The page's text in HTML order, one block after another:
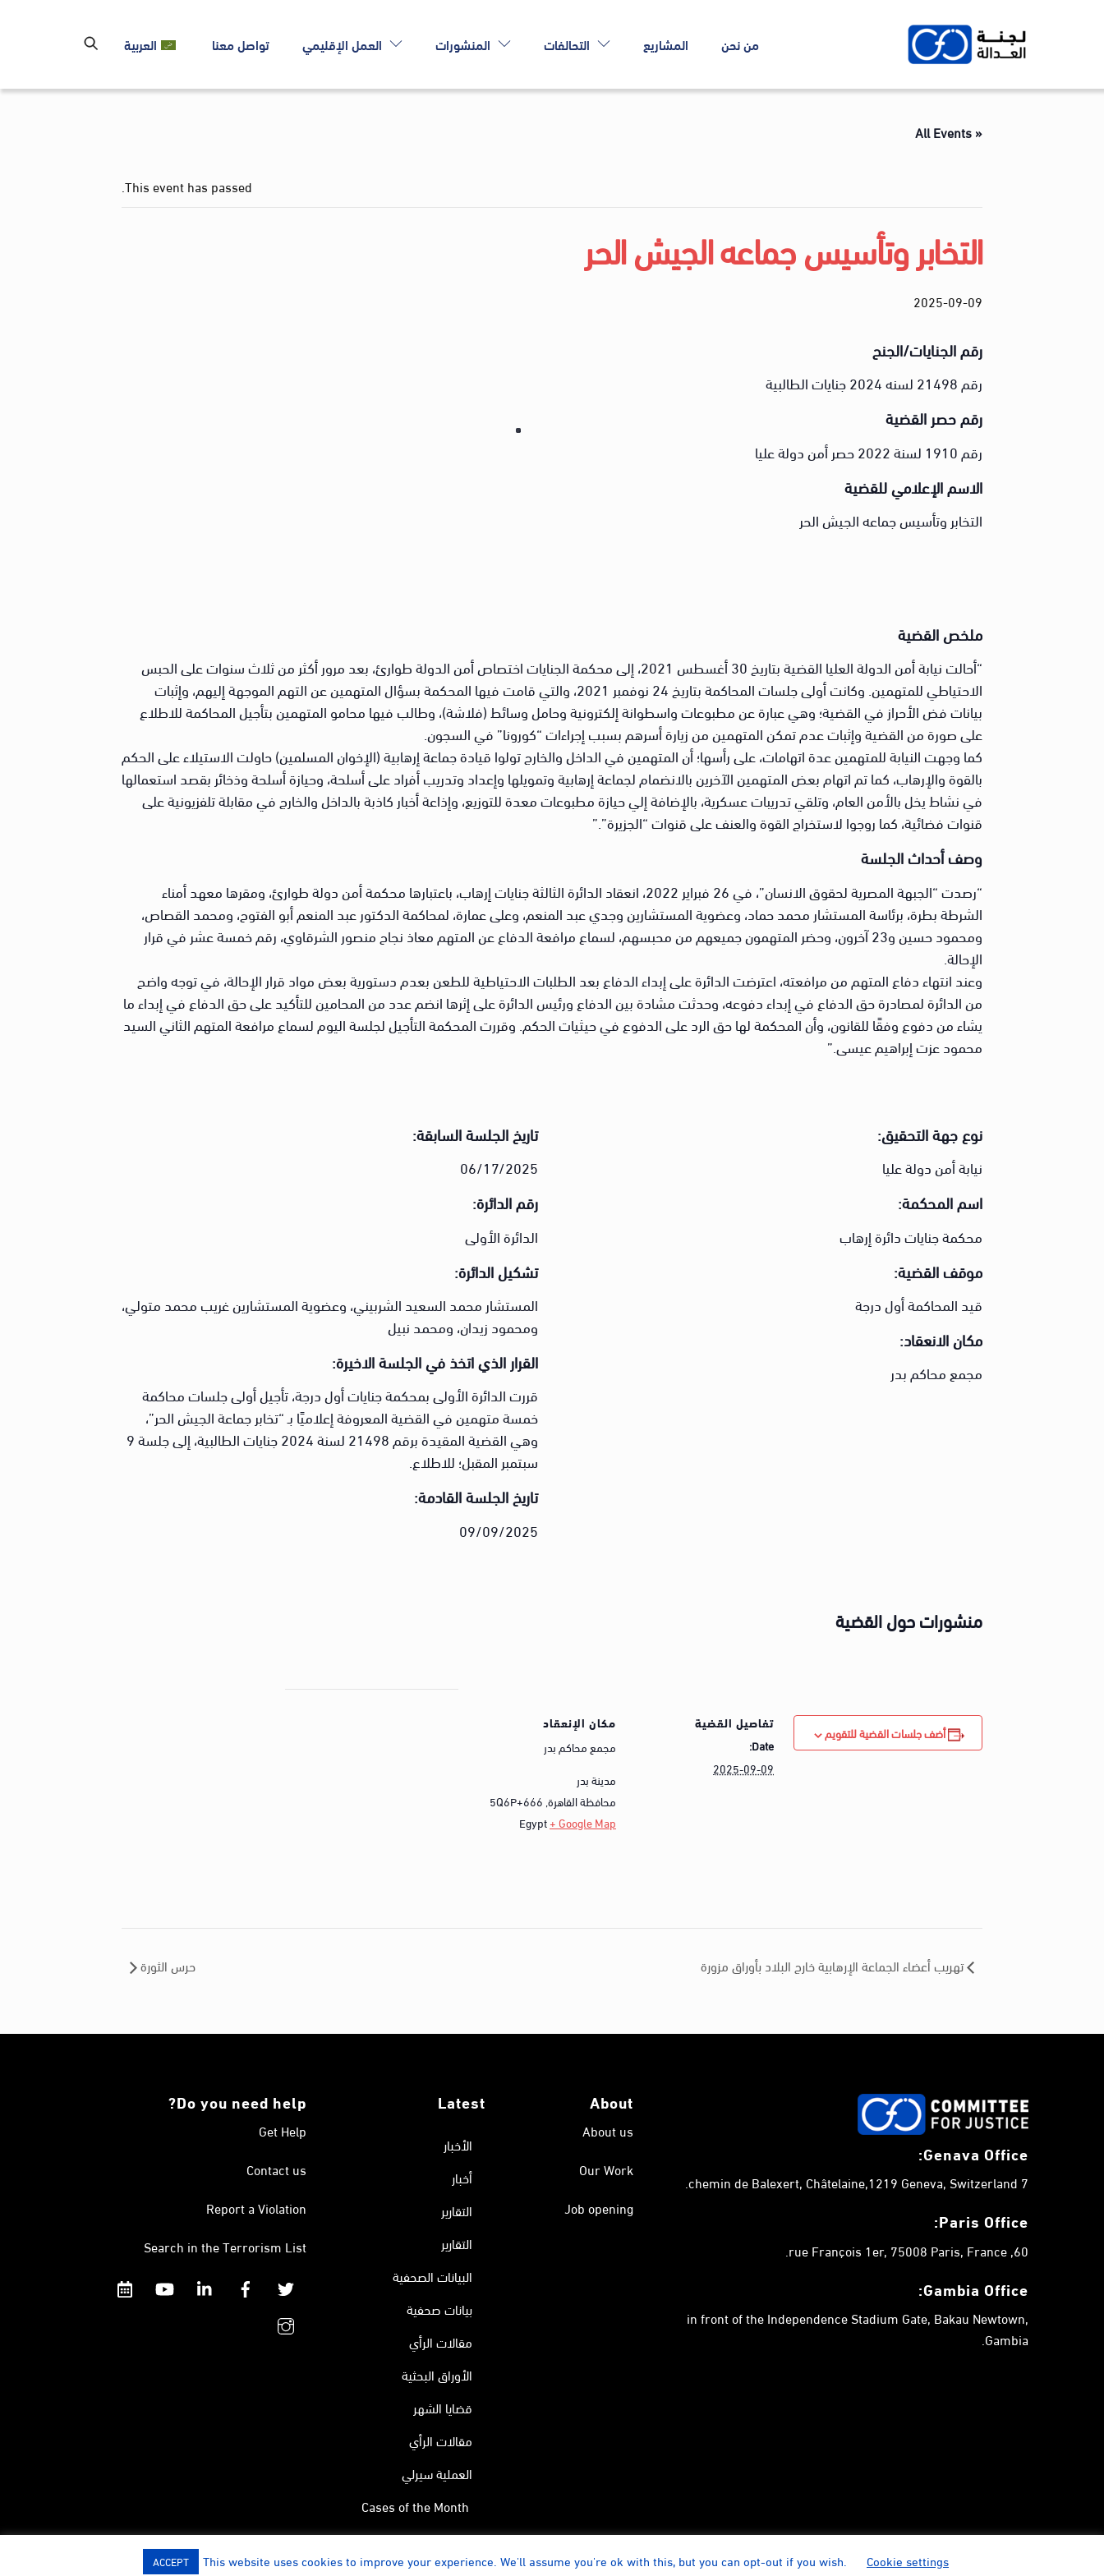
من نحن المشاريع التحالفات المنشورات العمل الإقليمي تواصل معنا العربية
« All Events
This event has passed.
التخابر وتأسيس جماعه الجيش الحر
2025-09-09
رقم الجنايات/الجنح
رقم 21498 لسنه 2024 جنايات الطالبية
رقم حصر القضية
رقم 1910 لسنة 2022 حصر أمن دولة عليا
الاسم الإعلامي للقضية
التخابر وتأسيس جماعه الجيش الحر
ملخص القضية
“أحالت نيابة أمن الدولة العليا القضية بتاريخ 30 أغسطس 2021، إلى محكمة الجنايات اختصاص أمن الدولة طوارئ، بعد مرور أكثر من ثلاث سنوات على الحبس
الاحتياطي للمتهمين. وكانت أولى جلسات المحاكمة بتاريخ 24 نوفمبر 2021، والتي قامت فيها المحكمة بسؤال المتهمين عن التهم الموجهة إليهم، وإثبات
بيانات فض الأحراز في القضية؛ وهي عبارة عن مطبوعات واسطوانة إلكترونية وحامل وسائط (فلاشة)، وطالب فيها محامو المتهمين بتأجيل المحاكمة للاطلاع
على صورة من القضية وإثبات عدم تمكن المتهمين من زيارة أسرهم بسبب إجراءات “كورونا” في السجون.
كما وجهت النيابة للمتهمين عدة اتهامات، على رأسها؛ أن المتهمين في الداخل والخارج تولوا قيادة جماعة إرهابية (الإخوان المسلمين) حاولت الاستيلاء على الحكم
بالقوة والإرهاب، كما تم اتهام بعض المتهمين الآخرين بالانضمام لجماعة إرهابية وتمويلها وإعداد وتدريب أفراد على أسلحة، وحيازة أسلحة وذخائر بقصد استعمالها
في نشاط يخل بالأمن العام، وتلقي تدريبات عسكرية، بالإضافة إلي حيازة مطبوعات معدة للتوزيع، وإذاعة أخبار كاذبة بالداخل والخارج في مقابلة تلفزيونية على
قنوات فضائية، كما روجوا لاستخراج القوة والعنف على قنوات “الجزيرة”.”
وصف أحداث الجلسة
“رصدت “الجبهة المصرية لحقوق الانسان”، في 26 فبراير 2022، انعقاد الدائرة الثالثة جنايات إرهاب، باعتبارها محكمة أمن دولة طوارئ، ومقرها معهد أمناء
الشرطة بطرة، برئاسة المستشار محمد حماد، وعضوية المستشارين وجدي عبد المنعم، وعلى عمارة، لمحاكمة الدكتور عبد المنعم أبو الفتوح، ومحمد القصاص،
ومحمود حسين و23 آخرون، وحضر المتهمون جميعهم من محبسهم، لسماع مرافعة الدفاع عن المتهم معاذ نجاح منصور الشرقاوي، رقم خمسة عشر في قرار
الإحالة.
وعند انتهاء دفاع المتهم من مرافعته، اعترضت الدائرة على إبداء الدفاع بعد الطلبات الاحتياطية للطعن بعدم دستورية بعض مواد قرار الإحالة، في توجه واضح
من الدائرة لمصادرة حق الدفاع في إبداء دفوعه، وحدثت مشادة بين الدفاع ورئيس الدائرة على إثرها انضم عدد من المحامين للتأكيد على حق الدفاع في إبداء ما
يشاء من دفوع وفقًا للقانون، وأن المحكمة لها حق الرد على الدفوع في حيثيات الحكم. وقررت المحكمة التأجيل لجلسة اليوم لسماع مرافعة المتهم الثاني السيد
محمود عزت إبراهيم عيسى.”
نوع جهة التحقيق:
نيابة أمن دولة عليا
اسم المحكمة:
محكمة جنايات دائرة إرهاب
موقف القضية:
قيد المحاكمة أول درجة
مكان الانعقاد:
مجمع محاكم بدر
تاريخ الجلسة السابقة:
06/17/2025
رقم الدائرة:
الدائرة الأولى
تشكيل الدائرة:
المستشار محمد السعيد الشربيني، وعضوية المستشارين غريب محمد متولي،
ومحمود زيدان، ومحمد نبيل
القرار الذي اتخذ في الجلسة الاخيرة:
قررت الدائرة الأولى بمحكمة جنايات أول درجة، تأجيل أولى جلسات محاكمة
خمسة متهمين في القضية المعروفة إعلاميًا بـ “تخابر جماعة الجيش الحر”،
وهي القضية المقيدة برقم 21498 لسنة 2024 جنايات الطالبية، إلى جلسة 9
سبتمبر المقبل؛ للاطلاع.
تاريخ الجلسة القادمة:
09/09/2025
منشورات حول القضية
أضف جلسات القضية للتقويم تفاصيل القضية
Date:
2025-09-09
مكان الإنعقاد
مجمع محاكم بدر
مدينة بدر
محافظة القاهرة,
5Q6P+666
Egypt+ Google Map
تهريب أعضاء الجماعة الإرهابية خارج البلاد بأوراق مزورة حرس الثورة
Genava Office:
7 chemin de Balexert, Châtelaine,1219 Geneva, Switzerland.
Paris Office:
60, rue François 1er, 75008 Paris, France.
Gambia Office:
in front of the Independence Stadium Gate, Bakau Newtown,
Gambia.
About
About us
Our Work
Job opening
Latest
الأخبار
أخبار
التقارير
التقارير
البيانات الصحفية
بيانات صحفية
مقالات الرأي
الأوراق البحثية
قضايا الشهر
مقالات الرأي
العملية سيرلي
Cases of the Month
Do you need help?
Get Help
Contact us
Report a Violation
Search in the Terrorism List
Twitter
Facebook
Linkedin
YouTube
This website uses cookies to improve your experience. We'll assume you're ok with this, but you can opt-out if you wish. Cookie settings
ACCEPT